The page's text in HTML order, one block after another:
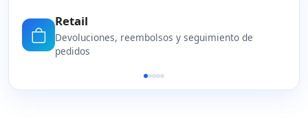
SaaS
Restablecimiento de contraseñas y resolución de
incidencias